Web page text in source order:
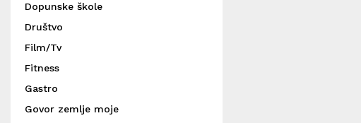
Dopunske škole
Društvo
Film/Tv
Fitness
Gastro
Govor zemlje moje